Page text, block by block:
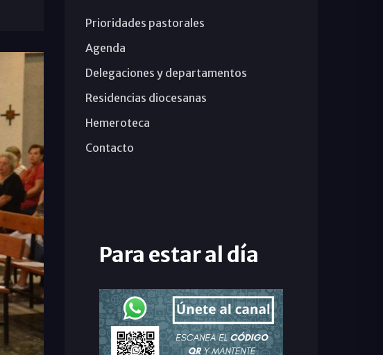
Prioridades pastorales
Agenda
Delegaciones y departamentos
Residencias diocesanas
Hemeroteca
Contacto
Para estar al día